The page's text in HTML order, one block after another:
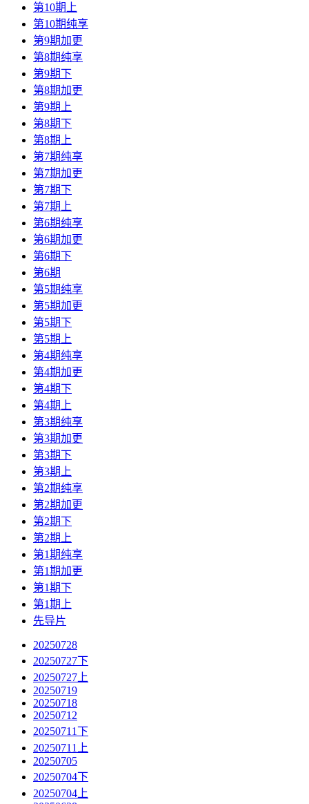
第10期上
第10期纯享
第9期加更
第8期纯享
第9期下
第8期加更
第9期上
第8期下
第8期上
第7期纯享
第7期加更
第7期下
第7期上
第6期纯享
第6期加更
第6期下
第6期
第5期纯享
第5期加更
第5期下
第5期上
第4期纯享
第4期加更
第4期下
第4期上
第3期纯享
第3期加更
第3期下
第3期上
第2期纯享
第2期加更
第2期下
第2期上
第1期纯享
第1期加更
第1期下
第1期上
先导片
20250728
20250727下
20250727上
20250719
20250718
20250712
20250711下
20250711上
20250705
20250704下
20250704上